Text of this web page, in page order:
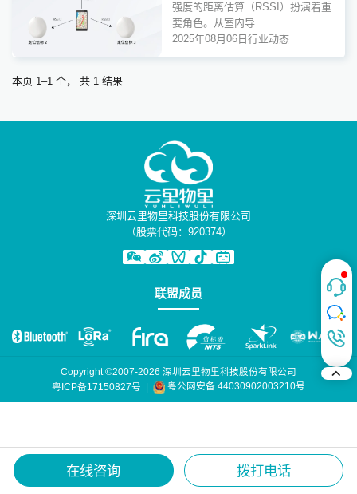
强度的距离估算（RSSI）扮演着重
要角色。从室内导...
2025年08月06日行业动态
本页 1–1 个， 共 1 结果
深圳云里物里科技股份有限公司
（股票代码：920374）
联盟成员
Copyright ©2007-2026 深圳云里物里科技股份有限公司
粤ICP备17150827号 | 粤公网安备 44030902003210号
在线咨询 拨打电话